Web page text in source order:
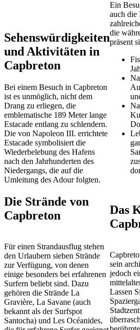
Sehenswürdigkeiten
und Aktivitäten in
Capbreton
Bei einem Besuch in Capbreton
ist es unmöglich, nicht dem
Drang zu erliegen, die
emblematische 189 Meter lange
Estacade entlang zu schlendern.
Die von Napoleon III. errichtete
Estacade symbolisiert die
Wiederbelebung des Hafens
nach den Jahrhunderten des
Niedergangs, die auf die
Umleitung des Adour folgten.
Die Strände von
Capbreton
Für einen Strandausflug stehen
den Urlaubern sieben Strände
zur Verfügung, von denen
einige besonders bei erfahrenen
Surfern beliebt sind. Dazu
gehören die Strände La
Gravière, La Savane (auch
bekannt als der Surfspot
Santocha) und Les Océanides,
Ein
auch
die
präsent
Das
sein
jedoch
Lassen